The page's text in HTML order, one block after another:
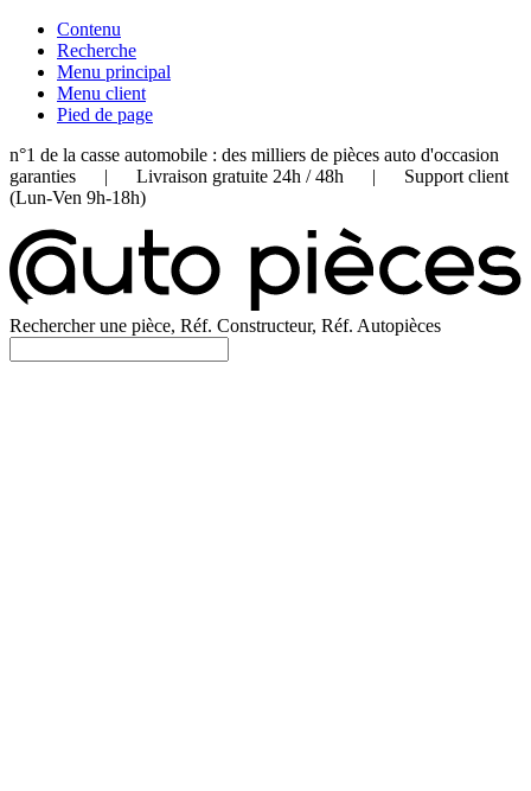
Contenu
Recherche
Menu principal
Menu client
Pied de page
n°1 de la casse automobile : des milliers de pièces auto d'occasion
garanties | Livraison gratuite 24h / 48h | Support client
(Lun-Ven 9h-18h)
Rechercher une pièce, Réf. Constructeur, Réf. Autopièces